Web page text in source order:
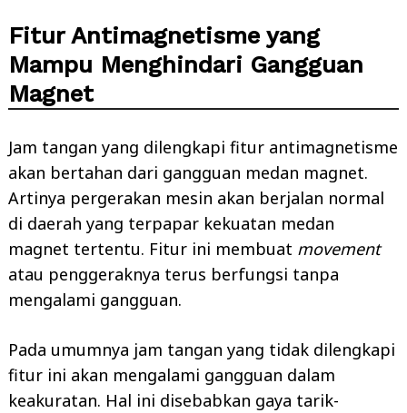
Fitur Antimagnetisme yang
Mampu Menghindari Gangguan
Magnet
Jam tangan yang dilengkapi fitur antimagnetisme
akan bertahan dari gangguan medan magnet.
Artinya pergerakan mesin akan berjalan normal
di daerah yang terpapar kekuatan medan
magnet tertentu. Fitur ini membuat movement
atau penggeraknya terus berfungsi tanpa
mengalami gangguan.
Pada umumnya jam tangan yang tidak dilengkapi
fitur ini akan mengalami gangguan dalam
keakuratan. Hal ini disebabkan gaya tarik-